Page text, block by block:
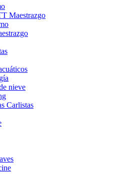
Maestrazgo
nieve
Carlistas